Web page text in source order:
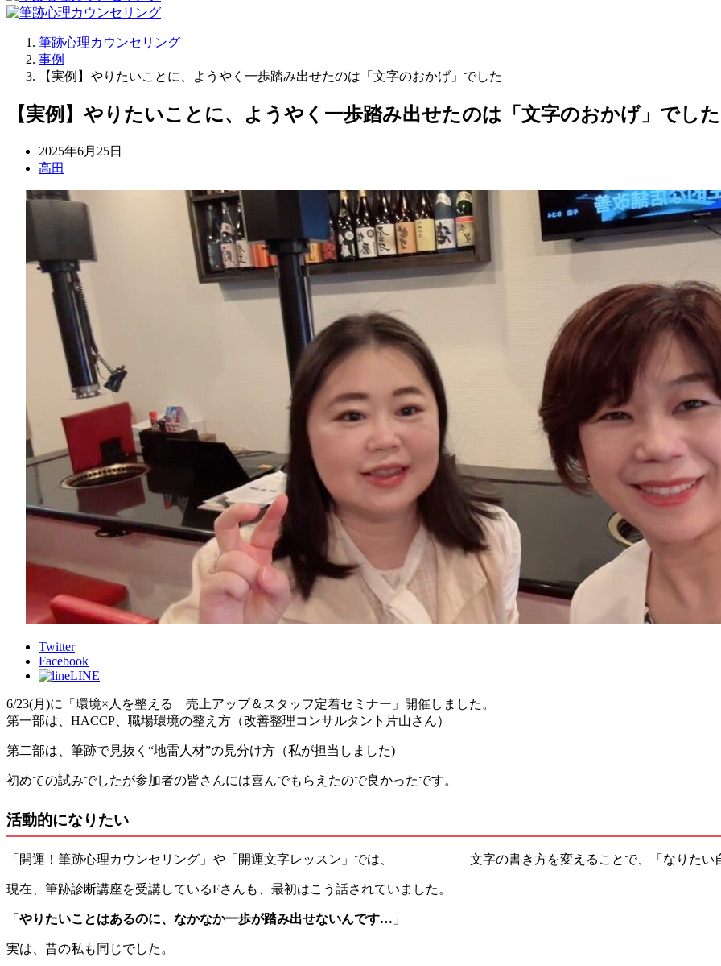
筆跡心理カウンセリング
事例
【実例】やりたいことに、ようやく一歩踏み出せたのは「文字のおかげ」でした
【実例】やりたいことに、ようやく一歩踏み出せたのは「文字のおかげ」でした
2025年6月25日
高田
Twitter
Facebook
LINE
6/23(月)に「環境×人を整える 売上アップ＆スタッフ定着セミナー」開催しました。
第一部は、HACCP、職場環境の整え方（改善整理コンサルタント片山さん）
第二部は、筆跡で見抜く“地雷人材”の見分け方（私が担当しました)
初めての試みでしたが参加者の皆さんには喜んでもらえたので良かったです。
活動的になりたい
「開運！筆跡心理カウンセリング」や「開運文字レッスン」では、 文字の書き方を変えることで、「なりたい自
現在、筆跡診断講座を受講しているFさんも、最初はこう話されていました。
「 やりたいことはあるのに、なかなか一歩が踏み出せないんです… 」
実は、昔の私も同じでした。